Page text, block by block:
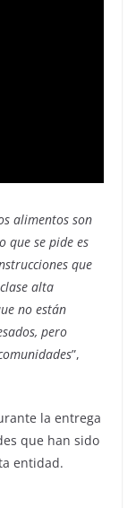
alimentos son
que se pide es
que
alta
no están
pero
”,
la entrega
que han sido
entidad.